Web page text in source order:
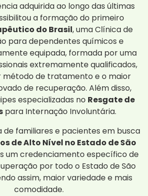
adquirida ao longo das últimas
a formação do primeiro
do Brasil, uma Clínica de
para dependentes químicos e
equipada, formada por uma
extremamente qualificados,
método de tratamento e o maior
de recuperação. Além disso,
especializadas no Resgate de
para Internação Involuntária.
de familiares e pacientes em busca
de Alto Nível no Estado de São
um credenciamento específico de
por todo o Estado de São
assim, maior variedade e mais
comodidade.